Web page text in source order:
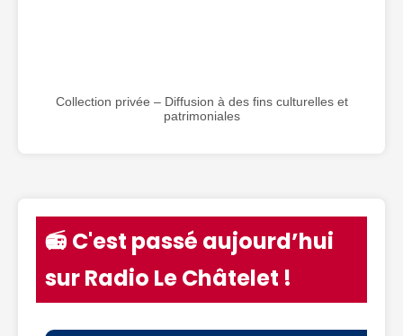
Collection privée – Diffusion à des fins culturelles et
patrimoniales
📻 C'est passé aujourd’hui
sur Radio Le Châtelet !